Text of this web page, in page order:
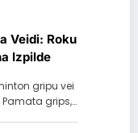
Veidi: Roku
Izpilde
gripu vei
grips,…